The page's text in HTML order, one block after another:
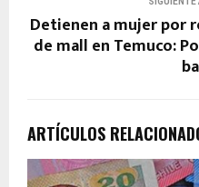
Detienen a mujer por
de mall en Temuco:
ARTÍCULOS